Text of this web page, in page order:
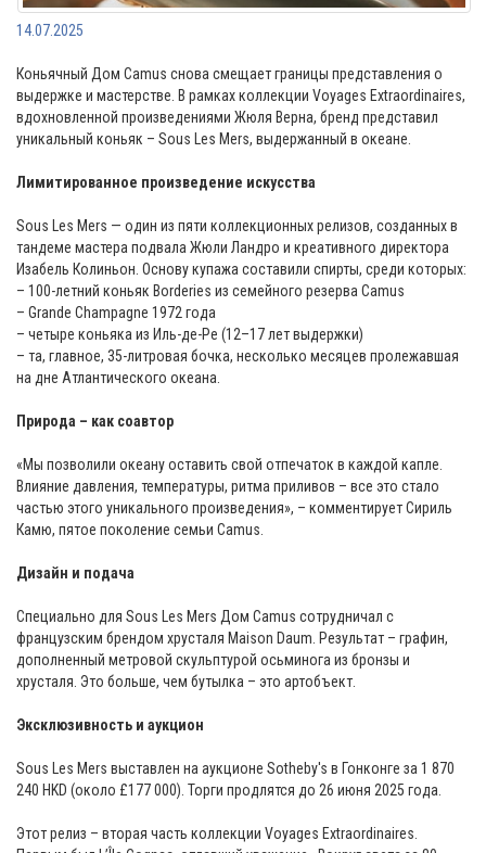
14.07.2025
Коньячный Дом Camus снова смещает границы представления о
выдержке и мастерстве. В рамках коллекции Voyages Extraordinaires,
вдохновленной произведениями Жюля Верна, бренд представил
уникальный коньяк – Sous Les Mers, выдержанный в океане.
Лимитированное произведение искусства
Sous Les Mers — один из пяти коллекционных релизов, созданных в
тандеме мастера подвала Жюли Ландро и креативного директора
Изабель Колиньон. Основу купажа составили спирты, среди которых:
– 100-летний коньяк Borderies из семейного резерва Camus
– Grande Champagne 1972 года
– четыре коньяка из Иль-де-Ре (12–17 лет выдержки)
– та, главное, 35-литровая бочка, несколько месяцев пролежавшая
на дне Атлантического океана.
Природа – как соавтор
«Мы позволили океану оставить свой отпечаток в каждой капле.
Влияние давления, температуры, ритма приливов – все это стало
частью этого уникального произведения», – комментирует Сириль
Камю, пятое поколение семьи Camus.⠀
Дизайн и подача
Специально для Sous Les Mers Дом Camus сотрудничал с
французским брендом хрусталя Maison Daum. Результат – графин,
дополненный метровой скульптурой осьминога из бронзы и
хрусталя. Это больше, чем бутылка – это артобъект.
Эксклюзивность и аукцион
Sous Les Mers выставлен на аукционе Sotheby's в Гонконге за 1 870
240 HKD (около £177 000). Торги продлятся до 26 июня 2025 года.
Этот релиз – вторая часть коллекции Voyages Extraordinaires.